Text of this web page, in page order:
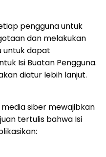
pengguna untuk
dan melakukan
untuk dapat
Isi Buatan Pengguna.
diatur lebih lanjut.
siber mewajibkan
tertulis bahwa Isi